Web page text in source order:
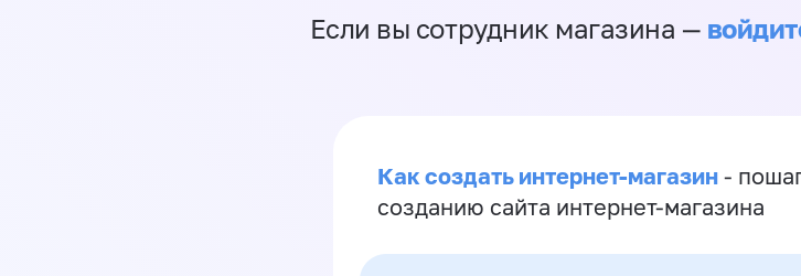
Если вы сотрудник магазина —
Как создать интернет-магазин -
созданию сайта интернет-магазина